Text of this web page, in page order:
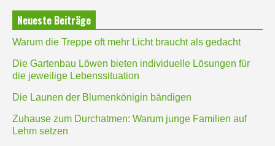
Neueste Beiträge
Warum die Treppe oft mehr Licht braucht als gedacht
Die Gartenbau Löwen bieten individuelle Lösungen für
die jeweilige Lebenssituation
Die Launen der Blumenkönigin bändigen
Zuhause zum Durchatmen: Warum junge Familien auf
Lehm setzen